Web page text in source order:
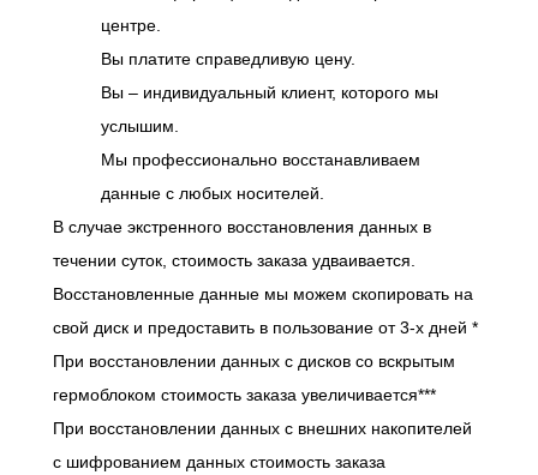
центре.
Вы платите справедливую цену.
Вы – индивидуальный клиент, которого мы
услышим.
Мы профессионально восстанавливаем
данные с любых носителей.
В случае экстренного восстановления данных в
течении суток, стоимость заказа удваивается.
Восстановленные данные мы можем скопировать на
свой диск и предоставить в пользование от 3-х дней *
При восстановлении данных с дисков со вскрытым
гермоблоком стоимость заказа увеличивается***
При восстановлении данных с внешних накопителей
с шифрованием данных стоимость заказа